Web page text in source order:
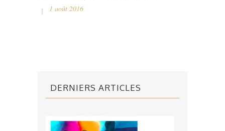
1 août 2016
DERNIERS ARTICLES